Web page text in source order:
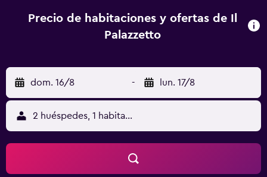
alojamiento ofrece servicio de traslado de pago para ir o
Precio de habitaciones y ofertas de Il
Palazzetto
dom. 16/8 - lun. 17/8
2 huéspedes, 1 habitación